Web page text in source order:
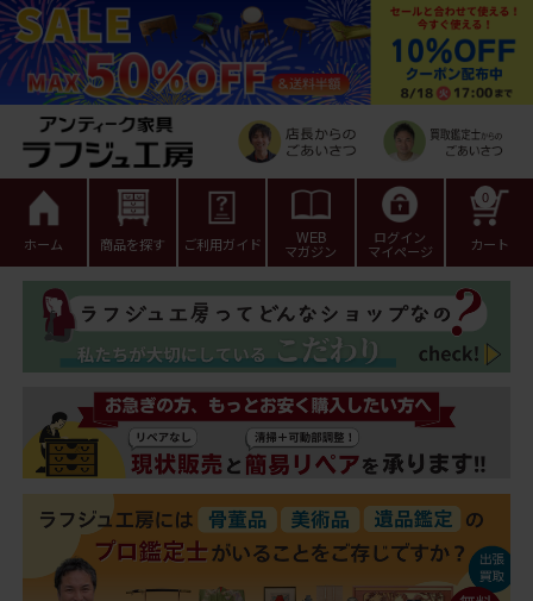
ホーム 商品を探す ご利用ガイド WEB
マガジン
ログイン
マイページ カート
0